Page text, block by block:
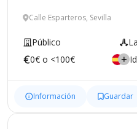
Calle Esparteros, Sevilla
Público
0€ o <100€
Información Guardar